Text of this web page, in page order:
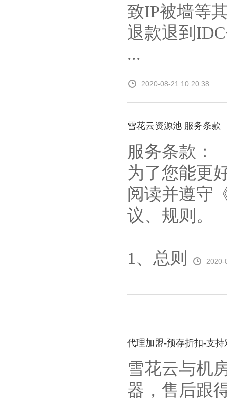
致IP被墙等
退款退到
...
2020-08-21 10:20:38
雪花云资源池 服务条款
服务条款：
为了您能更
阅读并遵守
议、规则。
1、总则 2020-
代理加盟-预存折扣-支持
雪花云与机
器，售后跟